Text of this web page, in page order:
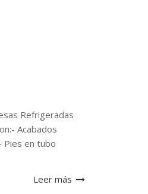
Refrigeradas
Acabados
Pies en tubo
Leer más